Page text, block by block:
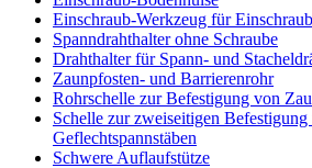
Einschraub-Werkzeug für
Spanndrahthalter ohne Schraube
Drahthalter für Spann- und
Zaunpfosten- und Barrierenrohr
Rohrschelle zur Befestigung von
Schelle zur zweiseitigen Befestigung
Geflechtspannstäben
Schwere Auflaufstütze